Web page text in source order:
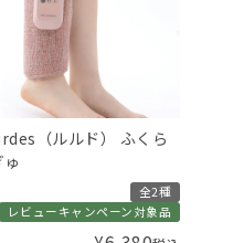
（ルルド） ふくら
全2種
レビューキャンペーン対象品